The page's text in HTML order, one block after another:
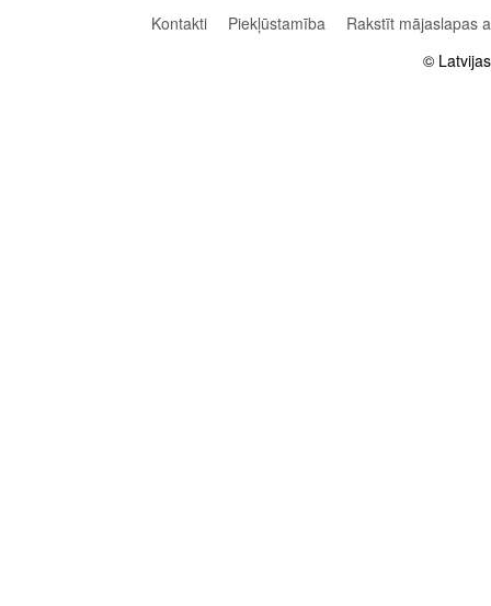
Kontakti Piekļūstamība
Rakstīt mājaslapas
©